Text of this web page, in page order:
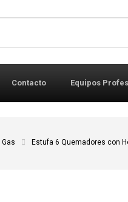
Contacto Equipos
Estufa 6 Quemadores con